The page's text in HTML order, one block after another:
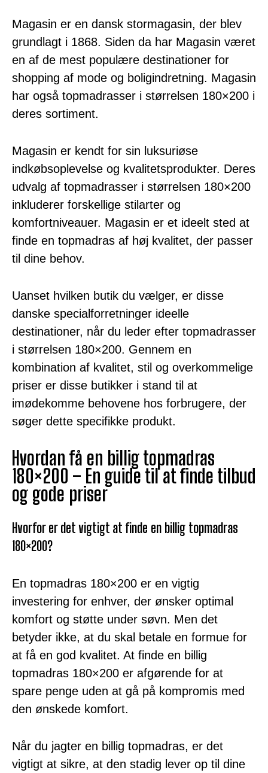
Magasin er en dansk stormagasin, der blev
grundlagt i 1868. Siden da har Magasin været
en af de mest populære destinationer for
shopping af mode og boligindretning. Magasin
har også topmadrasser i størrelsen 180×200 i
deres sortiment.
Magasin er kendt for sin luksuriøse
indkøbsoplevelse og kvalitetsprodukter. Deres
udvalg af topmadrasser i størrelsen 180×200
inkluderer forskellige stilarter og
komfortniveauer. Magasin er et ideelt sted at
finde en topmadras af høj kvalitet, der passer
til dine behov.
Uanset hvilken butik du vælger, er disse
danske specialforretninger ideelle
destinationer, når du leder efter topmadrasser
i størrelsen 180×200. Gennem en
kombination af kvalitet, stil og overkommelige
priser er disse butikker i stand til at
imødekomme behovene hos forbrugere, der
søger dette specifikke produkt.
Hvordan få en billig topmadras
180×200 – En guide til at finde tilbud
og gode priser
Hvorfor er det vigtigt at finde en billig topmadras
180×200?
En topmadras 180×200 er en vigtig
investering for enhver, der ønsker optimal
komfort og støtte under søvn. Men det
betyder ikke, at du skal betale en formue for
at få en god kvalitet. At finde en billig
topmadras 180×200 er afgørende for at
spare penge uden at gå på kompromis med
den ønskede komfort.
Når du jagter en billig topmadras, er det
vigtigt at sikre, at den stadig lever op til dine